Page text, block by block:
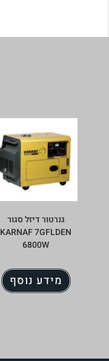
גנרטור דיזל סגור
KARNAF 7GFLDEN
6800W
מידע נוסף